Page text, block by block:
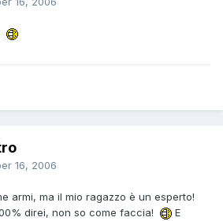
16, 2006
armi, ma il mio ragazzo è un esperto!
direi, non so come faccia!
E